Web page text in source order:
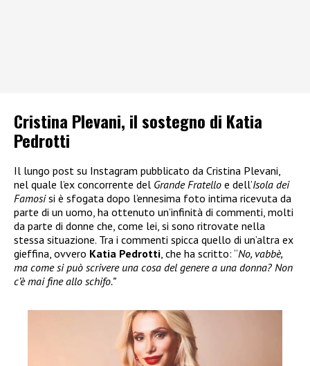
Cristina Plevani, il sostegno di Katia
Pedrotti
Il lungo post su Instagram pubblicato da Cristina Plevani,
nel quale l’ex concorrente del Grande Fratello e dell’Isola dei
Famosisi è sfogata dopo l’ennesima foto intima ricevuta da
parte di un uomo, ha ottenuto un’infinità di commenti, molti
da parte di donne che, come lei, si sono ritrovate nella
stessa situazione. Tra i commenti spicca quello di un’altra ex
gieffina, ovvero Katia Pedrotti, che ha scritto: “No, vabbè,
ma come si può scrivere una cosa del genere a una donna? Non
c’è mai fine allo schifo.”